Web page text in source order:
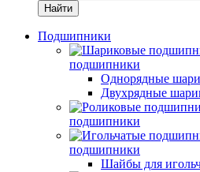
Найти
Подшипники
подшипники
Однорядные
Двухрядные
подшипники
подшипники
Шайбы для